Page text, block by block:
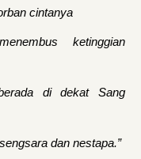
cintanya
ketinggian
di dekat Sang
dan nestapa.”